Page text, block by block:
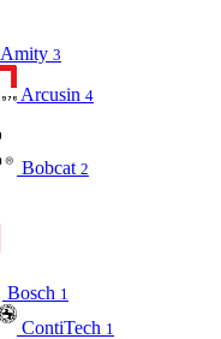
Amity 3
Arcusin 4
Bobcat 2
Bosch 1
ContiTech 1